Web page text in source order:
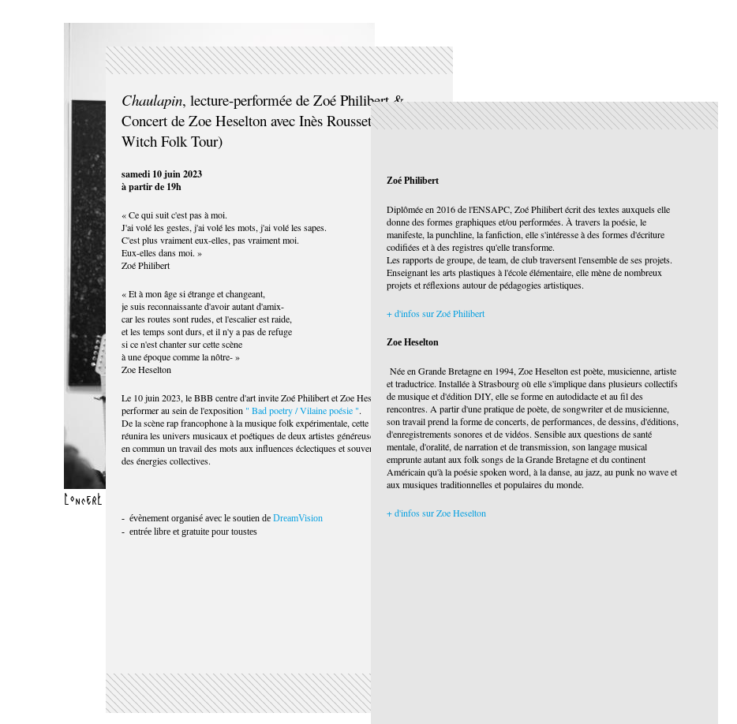
Chaulapin, lecture-performée de Zoé Philibert &
Concert de Zoe Heselton avec Inès Rousset (Weird
Witch Folk Tour)
samedi 10 juin 2023
à partir de 19h
« Ce qui suit c'est pas à moi.
J'ai volé les gestes, j'ai volé les mots, j'ai volé les sapes.
C'est plus vraiment eux-elles, pas vraiment moi.
Eux-elles dans moi. »
Zoé Philibert
« Et à mon âge si étrange et changeant,
je suis reconnaissante d'avoir autant d'amix-
car les routes sont rudes, et l'escalier est raide,
et les temps sont durs, et il n'y a pas de refuge
si ce n'est chanter sur cette scène
à une époque comme la nôtre- »
Zoe Heselton
Le 10 juin 2023, le BBB centre d'art invite Zoé Philibert et Zoe Heselton à
performer au sein de l'exposition " Bad poetry / Vilaine poésie ".
De la scène rap francophone à la musique folk expérimentale, cette soirée
réunira les univers musicaux et poétiques de deux artistes généreuses qui ont
en commun un travail des mots aux influences éclectiques et souvent nourri par
des énergies collectives.
- évènement organisé avec le soutien deDreamVision
- entrée libre et gratuite pour toustes
Zoé Philibert
Diplômée en 2016 de l'ENSAPC, Zoé Philibert écrit des textes auxquels elle
donne des formes graphiques et/ou performées. À travers la poésie, le
manifeste, la punchline, la fanfiction, elle s'intéresse à des formes d'écriture
codifiées et à des registres qu'elle transforme.
Les rapports de groupe, de team, de club traversent l'ensemble de ses projets.
Enseignant les arts plastiques à l'école élémentaire, elle mène de nombreux
projets et réflexions autour de pédagogies artistiques.
+ d'infos sur Zoé Philibert
Zoe Heselton
Née en Grande Bretagne en 1994, Zoe Heselton est poète, musicienne, artiste
et traductrice. Installée à Strasbourg où elle s'implique dans plusieurs collectifs
de musique et d'édition DIY, elle se forme en autodidacte et au fil des
rencontres. A partir d'une pratique de poète, de songwriter et de musicienne,
son travail prend la forme de concerts, de performances, de dessins, d'éditions,
d'enregistrements sonores et de vidéos. Sensible aux questions de santé
mentale, d'oralité, de narration et de transmission, son langage musical
emprunte autant aux folk songs de la Grande Bretagne et du continent
Américain qu'à la poésie spoken word, à la danse, au jazz, au punk no wave et
aux musiques traditionnelles et populaires du monde.
+ d'infos sur Zoe Heselton
Concert de Zoe Heselton. Crédit photo Morganise Milesi
Lecture performée de Zoé Philibert. ©